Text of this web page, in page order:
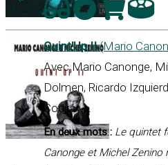
Quint'Up II(Mario
Avec Mario Canonge,
Dolmen, Ricardo
Codjia
En deux mots : Le quintet
Canonge et Michel Zenino